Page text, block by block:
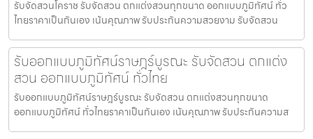
รับจัดสวนโคราช รับจัดสวน ตกแต่งสวนทุกขนาด ออกแบบภูมิทัศน์ ทั่ว
ไทยราคาเป็นกันเอง เน้นคุณภาพ รับประกันความสวยงาม รับจัดสวน
รับออกแบบภูมิทัศน์ราษฎร์บูรณะ รับจัดสวน ตกแต่ง
สวน ออกแบบภูมิทัศน์ ทั่วไทย
รับออกแบบภูมิทัศน์ราษฎร์บูรณะ รับจัดสวน ตกแต่งสวนทุกขนาด
ออกแบบภูมิทัศน์ ทั่วไทยราคาเป็นกันเอง เน้นคุณภาพ รับประกันความส